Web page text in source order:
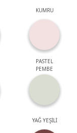
KUMRU
PASTEL
PEMBE
YAĞ YEŞİLİ